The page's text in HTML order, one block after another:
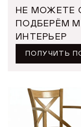
НЕ МОЖЕТЕ
ПОДБЕРЁМ
ИНТЕРЬЕР
ПОЛУЧИТЬ